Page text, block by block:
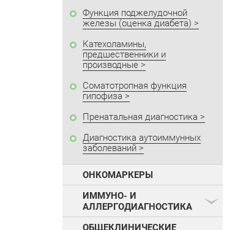
Функция поджелудочной
железы (оценка диабета)
Катехоламины,
предшественники и
производные
Соматотропная функция
гипофиза
Пренатальная диагностика
Диагностика аутоиммунных
заболеваний
ОНКОМАРКЕРЫ
ИММУНО- И
АЛЛЕРГОДИАГНОСТИКА
ОБЩЕКЛИНИЧЕСКИЕ